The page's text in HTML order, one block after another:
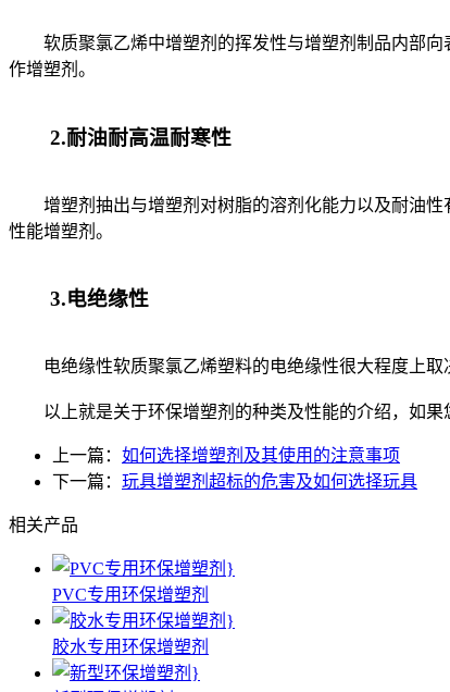
软质聚氯乙烯中增塑剂的挥发性与增塑剂制品内部向
作增塑剂。
2.耐油耐高温耐寒性
增塑剂抽出与增塑剂对树脂的溶剂化能力以及耐油性
性能增塑剂。
3.电绝缘性
电绝缘性软质聚氯乙烯塑料的电绝缘性很大程度上取
以上就是关于环保增塑剂的种类及性能的介绍，如果
上一篇： 如何选择增塑剂及其使用的注意事项
下一篇： 玩具增塑剂超标的危害及如何选择玩具
相关产品
PVC专用环保增塑剂
胶水专用环保增塑剂